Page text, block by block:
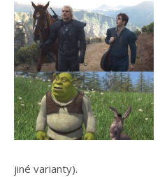
jiné varianty).